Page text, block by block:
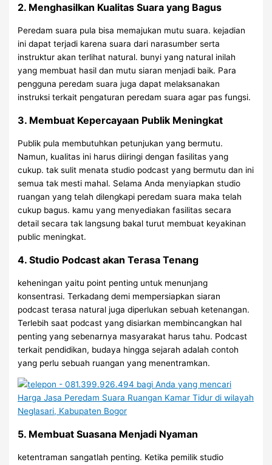
2. Menghasilkan Kualitas Suara yang Bagus
Peredam suara pula bisa memajukan mutu suara. kejadian
ini dapat terjadi karena suara dari narasumber serta
instruktur akan terlihat natural. bunyi yang natural inilah
yang membuat hasil dan mutu siaran menjadi baik. Para
pengguna peredam suara juga dapat melaksanakan
instruksi terkait pengaturan peredam suara agar pas fungsi.
3. Membuat Kepercayaan Publik Meningkat
Publik pula membutuhkan petunjukan yang bermutu.
Namun, kualitas ini harus diiringi dengan fasilitas yang
cukup. tak sulit menata studio podcast yang bermutu dan ini
semua tak mesti mahal. Selama Anda menyiapkan studio
ruangan yang telah dilengkapi peredam suara maka telah
cukup bagus. kamu yang menyediakan fasilitas secara
detail secara tak langsung bakal turut membuat keyakinan
public meningkat.
4. Studio Podcast akan Terasa Tenang
keheningan yaitu point penting untuk menunjang
konsentrasi. Terkadang demi mempersiapkan siaran
podcast terasa natural juga diperlukan sebuah ketenangan.
Terlebih saat podcast yang disiarkan membincangkan hal
penting yang sebenarnya masyarakat harus tahu. Podcast
terkait pendidikan, budaya hingga sejarah adalah contoh
yang perlu sebuah ruangan yang menentramkan.
5. Membuat Suasana Menjadi Nyaman
ketentraman sangatlah penting. Ketika pemilik studio